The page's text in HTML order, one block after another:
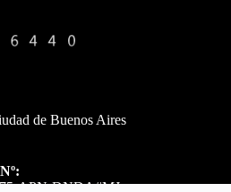
de Buenos Aires
APN-DNDA#MJ